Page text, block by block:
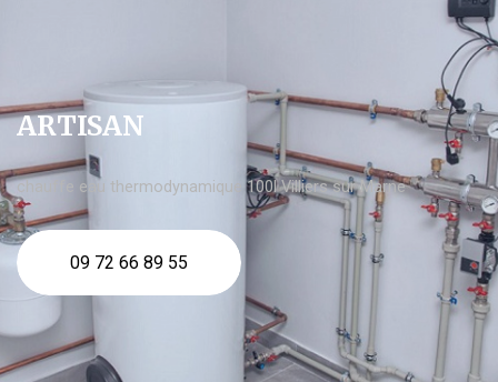
ARTISAN
chauffe eau thermodynamique 100l Villiers sur Marne
09 72 66 89 55